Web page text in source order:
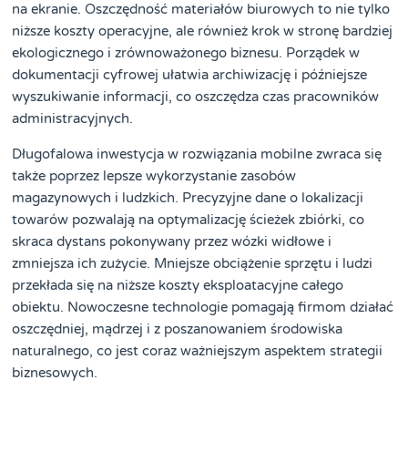
na ekranie. Oszczędność materiałów biurowych to nie tylko
niższe koszty operacyjne, ale również krok w stronę bardziej
ekologicznego i zrównoważonego biznesu. Porządek w
dokumentacji cyfrowej ułatwia archiwizację i późniejsze
wyszukiwanie informacji, co oszczędza czas pracowników
administracyjnych.
Długofalowa inwestycja w rozwiązania mobilne zwraca się
także poprzez lepsze wykorzystanie zasobów
magazynowych i ludzkich. Precyzyjne dane o lokalizacji
towarów pozwalają na optymalizację ścieżek zbiórki, co
skraca dystans pokonywany przez wózki widłowe i
zmniejsza ich zużycie. Mniejsze obciążenie sprzętu i ludzi
przekłada się na niższe koszty eksploatacyjne całego
obiektu. Nowoczesne technologie pomagają firmom działać
oszczędniej, mądrzej i z poszanowaniem środowiska
naturalnego, co jest coraz ważniejszym aspektem strategii
biznesowych.